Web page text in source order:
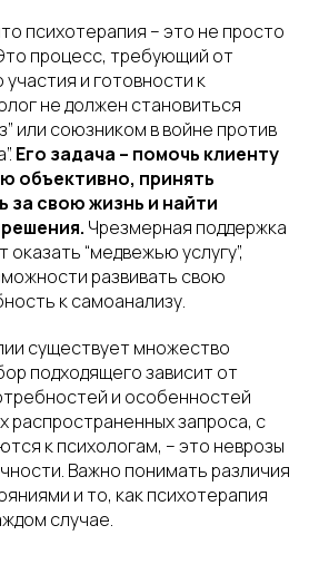
психотерапия – это не просто
процесс, требующий от
участия и готовности к
не должен становиться
или союзником в войне против
Его задача – помочь клиенту
объективно, принять
за свою жизнь и найти
Чрезмерная поддержка
оказать “медвежью услугу”,
развивать свою
к самоанализу.
существует множество
подходящего зависит от
и особенностей
распространенных запроса, с
к психологам, – это неврозы
Важно понимать различия
и то, как психотерапия
случае.